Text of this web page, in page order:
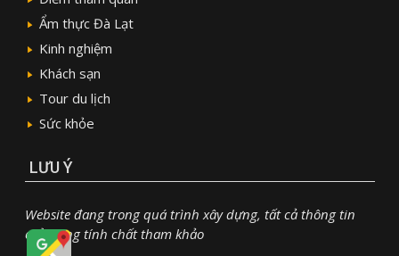
Ẩm thực Đà Lạt
Kinh nghiệm
Khách sạn
Tour du lịch
Sức khỏe
LƯU Ý
Website đang trong quá trình xây dựng, tất cả thông tin
chỉ mang tính chất tham khảo